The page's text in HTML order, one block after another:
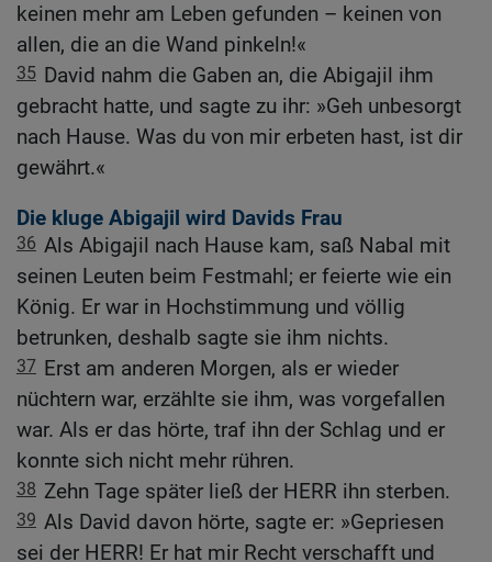
keinen mehr am Leben gefunden – keinen von
allen, die an die Wand pinkeln!«
35 David nahm die Gaben an, die Abigajil ihm
gebracht hatte, und sagte zu ihr: »Geh unbesorgt
nach Hause. Was du von mir erbeten hast, ist dir
gewährt.«
Die kluge Abigajil wird Davids Frau
36 Als Abigajil nach Hause kam, saß Nabal mit
seinen Leuten beim Festmahl; er feierte wie ein
König. Er war in Hochstimmung und völlig
betrunken, deshalb sagte sie ihm nichts.
37 Erst am anderen Morgen, als er wieder
nüchtern war, erzählte sie ihm, was vorgefallen
war. Als er das hörte, traf ihn der Schlag und er
konnte sich nicht mehr rühren.
38 Zehn Tage später ließ der HERR ihn sterben.
39 Als David davon hörte, sagte er: »Gepriesen
sei der HERR! Er hat mir Recht verschafft und